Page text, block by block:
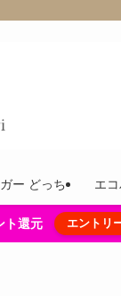
ー どっち エ
ト還元 エントリ